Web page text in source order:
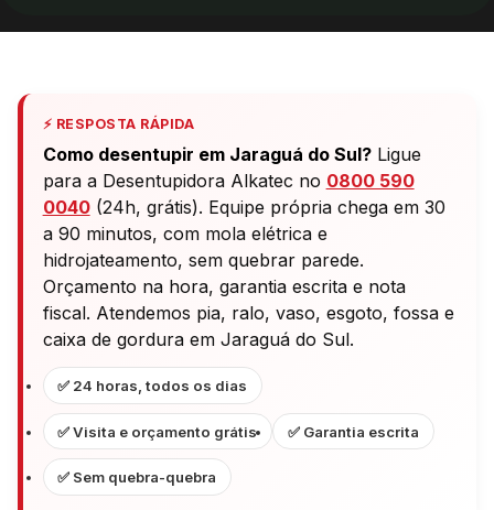
⚡ RESPOSTA RÁPIDA
Como desentupir em Jaraguá do Sul?Ligue
para a Desentupidora Alkatec no 0800 590
0040(24h, grátis). Equipe própria chega em 30
a 90 minutos, com mola elétrica e
hidrojateamento, sem quebrar parede.
Orçamento na hora, garantia escrita e nota
fiscal. Atendemos pia, ralo, vaso, esgoto, fossa e
caixa de gordura em Jaraguá do Sul.
✅ 24 horas, todos os dias
✅ Visita e orçamento grátis ✅ Garantia escrita
✅ Sem quebra-quebra